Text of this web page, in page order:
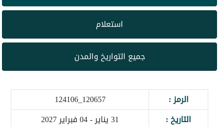
استعلام
جميع التواريخ والمدن
الرمز :
120657_124106
التاريخ :
31 يناير - 04 فبراير 2027